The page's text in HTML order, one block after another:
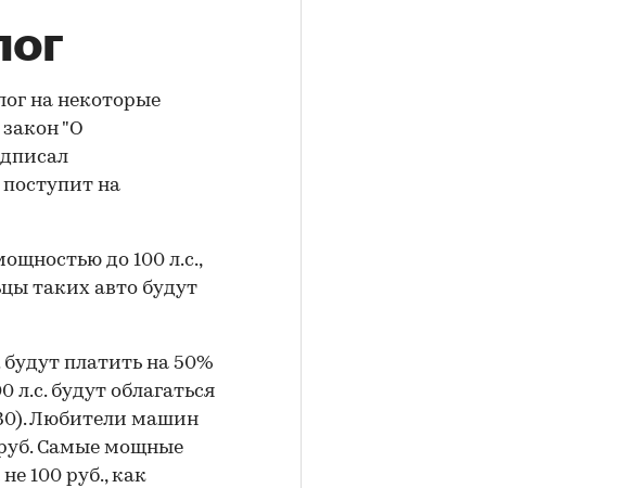
на некоторые
"О
на
до 100 л.с.,
таких авто будут
платить на 50%
л.с. будут облагаться
Любители машин
руб. Самые мощные
100 руб., как